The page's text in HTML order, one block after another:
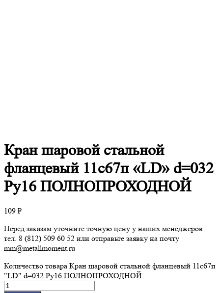
Краншаровой стальной
фланцевый 11с67п «LD» d=032
Ру16 ПОЛНОПРОХОДНОЙ
109 ₽
Перед заказам уточните точную цену у наших менеджеров
тел. 8 (812) 509 60 52 или отправьте заявку на почту
mm@metallmoment.ru
Количество товара Кран шаровой стальной фланцевый 11с67п
"LD" d=032 Ру16 ПОЛНОПРОХОДНОЙ